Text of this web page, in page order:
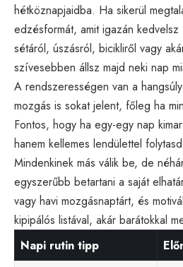
hétköznapjaidba. Ha sikerül
edzésformát, amit igazán
sétáról, úszásról, bicikliről vagy
szívesebben állsz majd neki nap
A rendszerességen van a
mozgás is sokat jelent, főleg ha
Fontos, hogy ha egy-egy nap
hanem kellemes lendülettel
Mindenkinek más válik be, de
egyszerűbb betartani a saját
vagy havi mozgásnaptárt, és
kipipálós listával, akár barátokkal
Napi rutin tipp